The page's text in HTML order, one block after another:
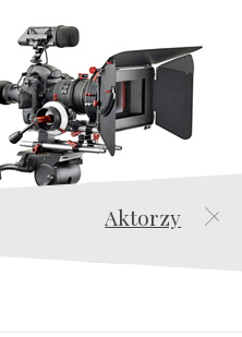
Aktorzy